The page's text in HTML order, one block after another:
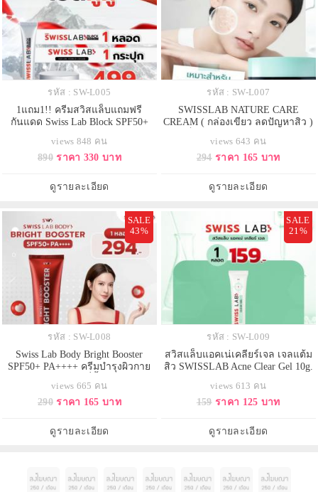
รหัส : SW-L005
1แถม1!! ครีมสวิสแล็บแถมฟรี
กันแดด Swiss Lab Block SPF50+
กระ ป้องกันแสงแดด
views 848 คน
890 ราคา 330 บาท
ดูรายละเอียด
รหัส : SW-L007
SWISSLAB NATURE CARE
CREAM ( กล่องเขียว ลดปัญหาสิว )
views 643 คน
294 ราคา 165 บาท
ดูรายละเอียด
SALE
43%
รหัส : SW-L008
Swiss Lab Body Bright Booster
SPF50+ PA++++ ครีมบำรุงผิวกาย
ปกป้องในขั้นตอนเดียว
views 665 คน
290 ราคา 165 บาท
ดูรายละเอียด
SALE
21%
รหัส : SW-L009
สวิสแล็บแอคเน่เคลียร์เจล เจลแต้ม
สิว SWISSLAB Acne Clear Gel 10g.
views 613 คน
159 ราคา 125 บาท
ดูรายละเอียด